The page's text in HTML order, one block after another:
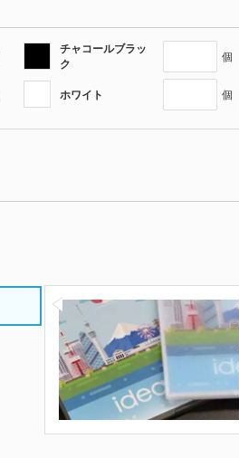
チャコールブラッ
ク
個
ホワイト 個